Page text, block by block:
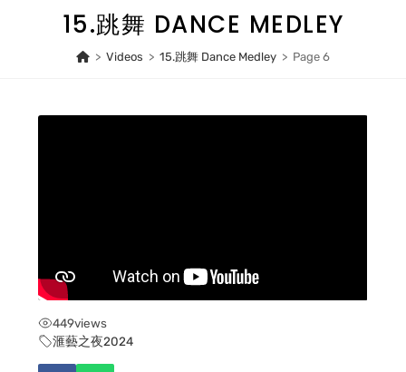
15.跳舞 DANCE MEDLEY
> Videos > 15.跳舞 Dance Medley > Page 6
449views
滙藝之夜2024